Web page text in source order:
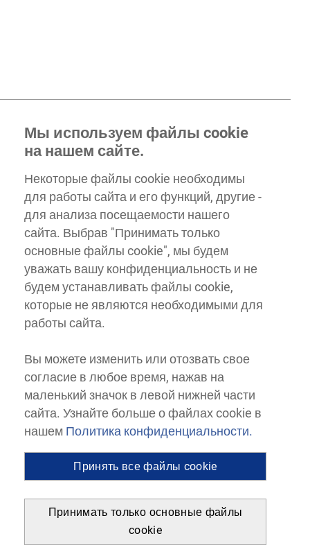
Мы используем файлы cookie
на нашем сайте.
Некоторые файлы cookie необходимы
для работы сайта и его функций, другие -
для анализа посещаемости нашего
сайта. Выбрав "Принимать только
основные файлы cookie", мы будем
уважать вашу конфиденциальность и не
будем устанавливать файлы cookie,
которые не являются необходимыми для
работы сайта.
Вы можете изменить или отозвать свое
согласие в любое время, нажав на
маленький значок в левой нижней части
сайта. Узнайте больше о файлах cookie в
нашем Политика конфиденциальности.
Принять все файлы cookie
Принимать только основные файлы
cookie